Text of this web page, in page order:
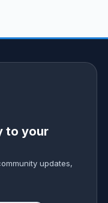
to your
updates,